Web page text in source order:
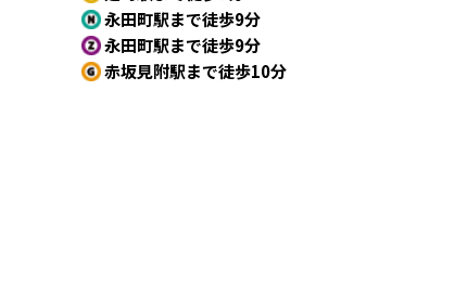
永田町駅まで徒歩9分
永田町駅まで徒歩9分
赤坂見附駅まで徒歩10分